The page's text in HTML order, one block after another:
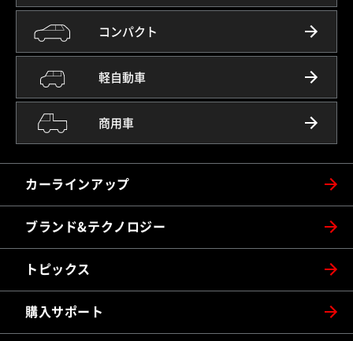
カーラインアップ
コンパクト
軽自動車
商用車
ブランド&テクノロジー
トピックス
購入サポート